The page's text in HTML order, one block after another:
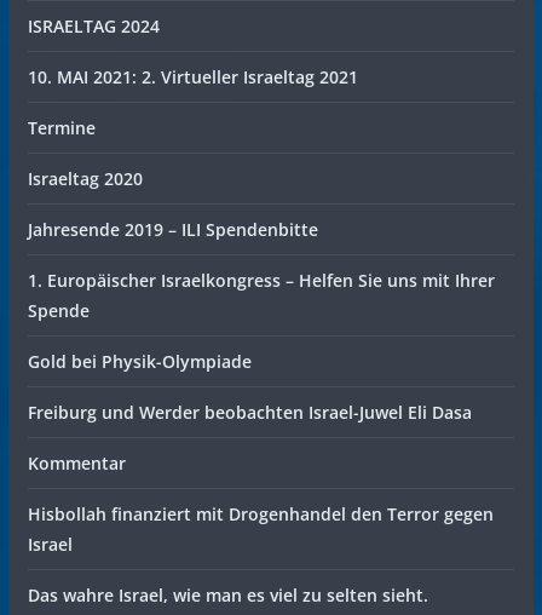
ISRAELTAG 2024
10. MAI 2021: 2. Virtueller Israeltag 2021
Termine
Israeltag 2020
Jahresende 2019 – ILI Spendenbitte
1. Europäischer Israelkongress – Helfen Sie uns mit Ihrer
Spende
Gold bei Physik-Olympiade
Freiburg und Werder beobachten Israel-Juwel Eli Dasa
Kommentar
Hisbollah finanziert mit Drogenhandel den Terror gegen
Israel
Das wahre Israel, wie man es viel zu selten sieht.